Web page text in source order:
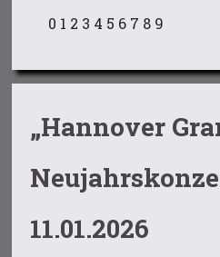
0 1 2 3 4 5 6 7 8 9
„Hannover
11.01.2026